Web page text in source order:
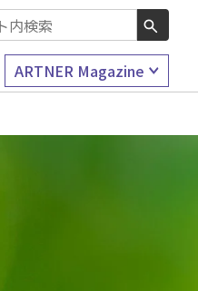
ワード入力
ARTNER Magazine